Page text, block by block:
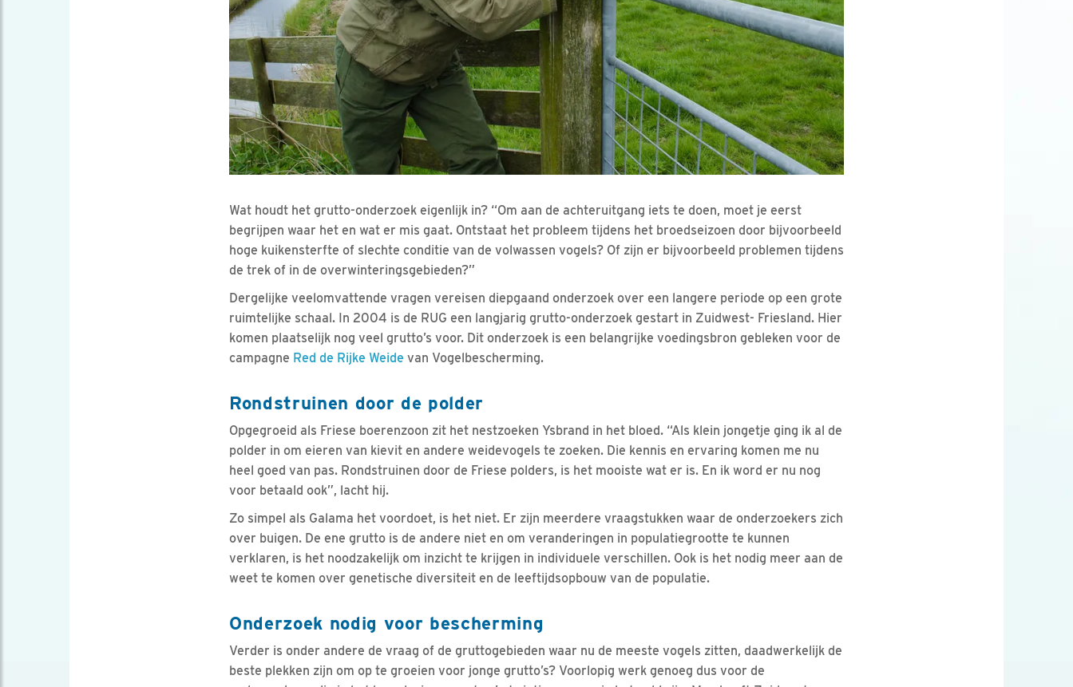
Wat houdt het grutto-onderzoek eigenlijk in? “Om aan de achteruitgang iets te doen, moet je eerst
begrijpen waar het en wat er mis gaat. Ontstaat het probleem tijdens het broedseizoen door bijvoorbeeld
hoge kuikensterfte of slechte conditie van de volwassen vogels? Of zijn er bijvoorbeeld problemen tijdens
de trek of in de overwinteringsgebieden?”
Dergelijke veelomvattende vragen vereisen diepgaand onderzoek over een langere periode op een grote
ruimtelijke schaal. In 2004 is de RUG een langjarig grutto-onderzoek gestart in Zuidwest- Friesland. Hier
komen plaatselijk nog veel grutto’s voor. Dit onderzoek is een belangrijke voedingsbron gebleken voor de
campagne Red de Rijke Weide van Vogelbescherming.
Rondstruinen door de polder
Opgegroeid als Friese boerenzoon zit het nestzoeken Ysbrand in het bloed. “Als klein jongetje ging ik al de
polder in om eieren van kievit en andere weidevogels te zoeken. Die kennis en ervaring komen me nu
heel goed van pas. Rondstruinen door de Friese polders, is het mooiste wat er is. En ik word er nu nog
voor betaald ook”, lacht hij.
Zo simpel als Galama het voordoet, is het niet. Er zijn meerdere vraagstukken waar de onderzoekers zich
over buigen. De ene grutto is de andere niet en om veranderingen in populatiegrootte te kunnen
verklaren, is het noodzakelijk om inzicht te krijgen in individuele verschillen. Ook is het nodig meer aan de
weet te komen over genetische diversiteit en de leeftijdsopbouw van de populatie.
Onderzoek nodig voor bescherming
Verder is onder andere de vraag of de gruttogebieden waar nu de meeste vogels zitten, daadwerkelijk de
beste plekken zijn om op te groeien voor jonge grutto’s? Voorlopig werk genoeg dus voor de